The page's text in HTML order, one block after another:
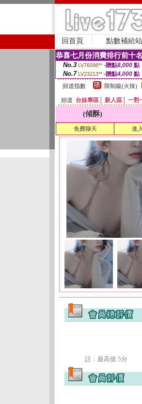
回首頁 點數補給站
恭喜七月份消費排行前十
No.3 LV76098** -贈點8,000點
No.7 LV23213** -贈點4,000 點
頻道指數
限制級(火辣)
頻道 台妹專區 新人區 一對
(傾酥)
免費聊天 進
註﹕最高值 5分